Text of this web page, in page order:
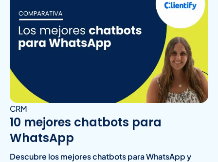
CRM
10 mejores chatbots para
WhatsApp
Descubre los mejores chatbots para WhatsApp y